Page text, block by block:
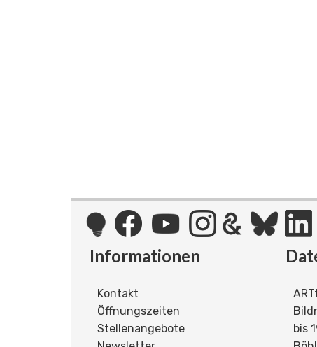
Informationen
Kontakt
Öffnungszeiten
Stellenangebote
bis